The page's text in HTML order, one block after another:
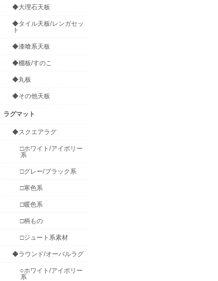
◆大理石天板
◆タイル天板/レンガセッ
ト
◆漆喰系天板
◆棚板/すのこ
◆丸板
◆その他天板
ラグマット
◆スクエアラグ
□ホワイト/アイボリー
系
□グレー/ブラック系
□寒色系
□暖色系
□柄もの
□ジュート系素材
◆ラウンド/オーバルラグ
○ホワイト/アイボリー
系